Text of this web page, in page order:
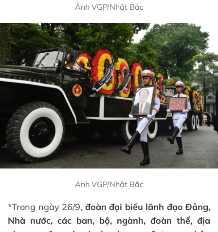
Ảnh VGP/Nhật Bắc
Ảnh VGP/Nhật Bắc
*Trong ngày 26/9, đoàn đại biểu lãnh đạo Đảng,
Nhà nước, các ban, bộ, ngành, đoàn thể, địa